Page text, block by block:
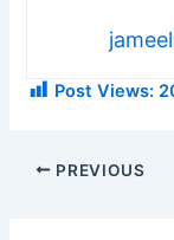
Post Views:
PREVIOUS